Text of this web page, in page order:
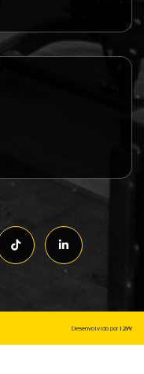
Desenvolvido por I2W